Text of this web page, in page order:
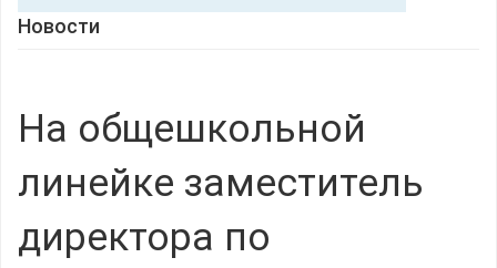
Новости
На общешкольной
линейке заместитель
директора по